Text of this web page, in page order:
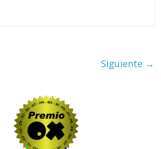
Siguiente →